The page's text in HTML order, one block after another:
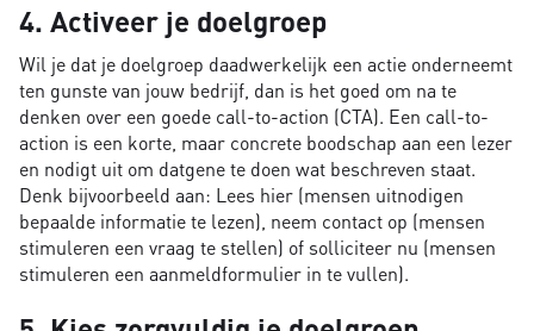
4. Activeer je doelgroep
Wil je dat je doelgroep daadwerkelijk een actie onderneemt
ten gunste van jouw bedrijf, dan is het goed om na te
denken over een goede call-to-action (CTA). Een call-to-
action is een korte, maar concrete boodschap aan een lezer
en nodigt uit om datgene te doen wat beschreven staat.
Denk bijvoorbeeld aan: Lees hier (mensen uitnodigen
bepaalde informatie te lezen), neem contact op (mensen
stimuleren een vraag te stellen) of solliciteer nu (mensen
stimuleren een aanmeldformulier in te vullen).